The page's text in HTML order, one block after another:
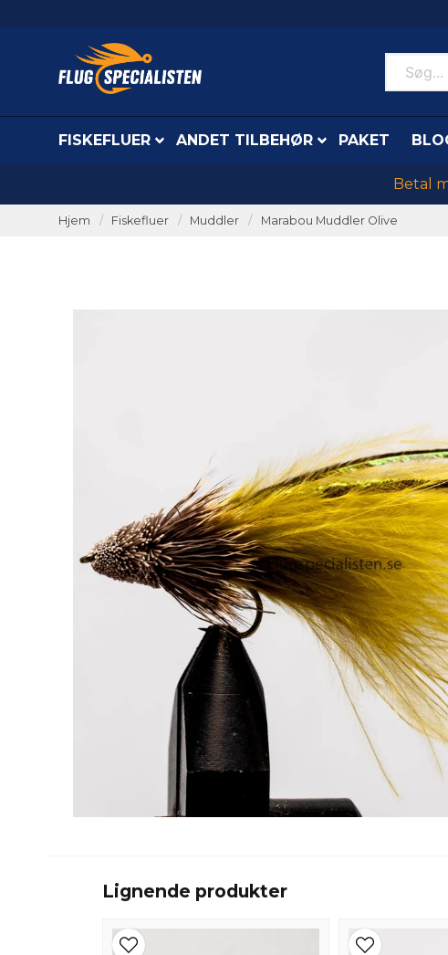
FISKEFLUER ANDET TILBEHØR PAKET
Betal
Hjem Fiskefluer Muddler Marabou Muddler Olive
Lignende produkter